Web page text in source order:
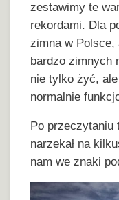
zestawimy te
rekordami. Dla
zimna w
bardzo zimnych
nie tylko żyć,
normalnie
Po przeczytaniu
narzekał na
nam we znaki